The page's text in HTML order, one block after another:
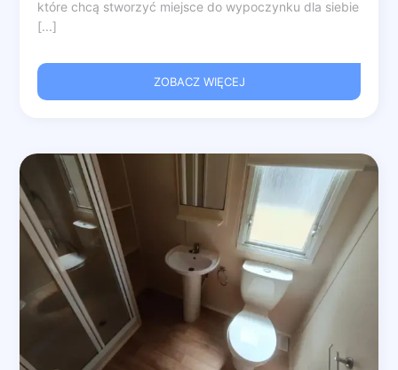
które chcą stworzyć miejsce do wypoczynku dla siebie
[...]
ZOBACZ WIĘCEJ